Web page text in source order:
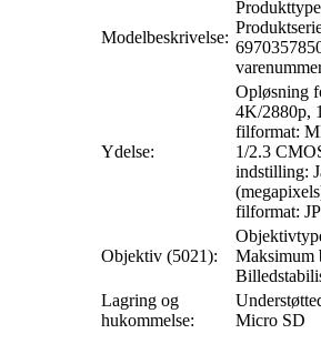
Modelbeskrivelse:
Ydelse:
Opløsning
4K/2880p,
filformat:
1/2.3
indstilling:
filformat:
Objektiv (5021):
Maksimum
Lagring og
hukommelse:
Micro SD